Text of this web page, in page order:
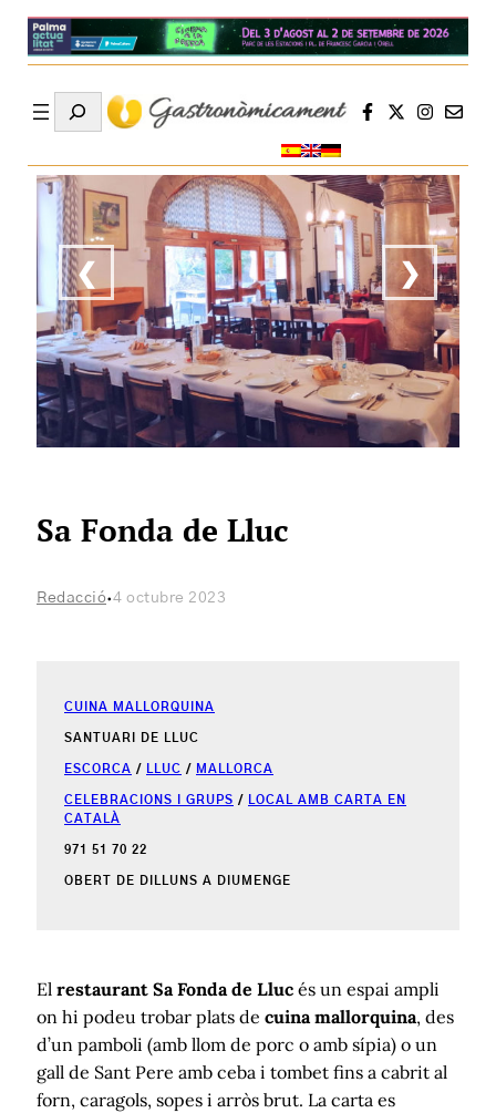
Search
❮ ❯
Sa Fonda de Lluc
Redacció·4 octubre 2023
CUINA MALLORQUINA
SANTUARI DE LLUC
ESCORCA / LLUC / MALLORCA
CELEBRACIONS I GRUPS /
LOCAL AMB CARTA EN
CATALÀ
971 51 70 22
OBERT DE DILLUNS A DIUMENGE
El restaurant Sa Fonda de Lluc és un espai ampli
on hi podeu trobar plats de cuina mallorquina, des
d’un pamboli (amb llom de porc o amb sípia) o un
gall de Sant Pere amb ceba i tombet fins a cabrit al
forn, caragols, sopes i arròs brut. La carta es